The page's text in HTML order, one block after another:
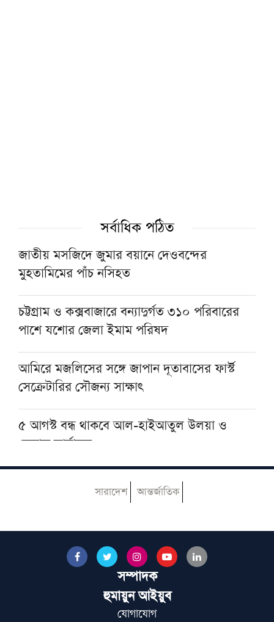
মানুষ বোঝেই না বিরোধী দল কিসের বিরোধিতা
করে: মাহমুদুর রহমান মান্না
মোজতবা খামেনির ভিডিও প্রকাশ
সর্বাধিক পঠিত
জাতীয় মসজিদে জুমার বয়ানে দেওবন্দের
মুহতামিমের পাঁচ নসিহত
চট্টগ্রাম ও কক্সবাজারে বন্যাদুর্গত ৩১০ পরিবারের
পাশে যশোর জেলা ইমাম পরিষদ
আমিরে মজলিসের সঙ্গে জাপান দূতাবাসের ফার্স্ট
সেক্রেটারির সৌজন্য সাক্ষাৎ
৫ আগস্ট বন্ধ থাকবে আল-হাইআতুল উলয়া ও
বেফাক কার্যালয়
হেজবুত তাওহীদ কেন ভ্রান্ত, কী তাদের আকিদা
পায়ে হেঁটে হজের উদ্দেশে রওয়ানা করলেন নাটোরের
সারাদেশ আন্তর্জাতিক
সম্পাদক
হুমায়ুন আইয়ুব
যোগাযোগ